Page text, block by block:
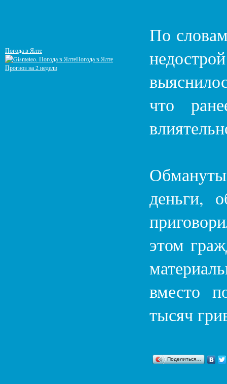
По
что
деньги,
этом
вместо
тысяч
Поделиться…
Погода в Ялте
Погода в Ялте
Прогноз на 2 недели